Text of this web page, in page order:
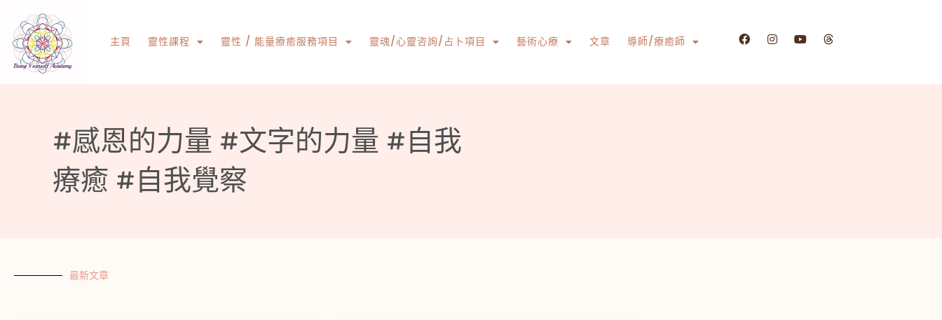
主頁 靈性課程 靈性 / 能量療癒服務項目 靈魂/心靈咨詢/占卜項目 藝術心療 文章 導師/療癒師
#感恩的力量 #文字的力量 #自我
療癒 #自我覺察
最新文章